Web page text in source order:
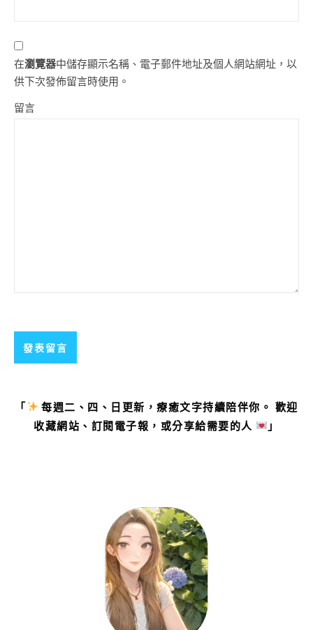
在瀏覽器中儲存顯示名稱、電子郵件地址及個人網站網址，以
供下次發佈留言時使用。
留言
「
每週二、四、日更新，療癒文字持續陪伴你。 歡迎
收藏網站、訂閱電子報，或分享給需要的人
」